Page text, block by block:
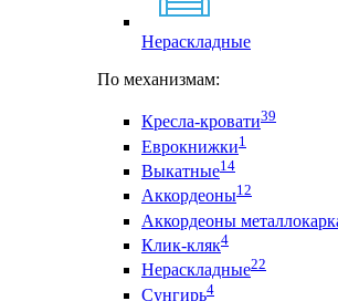
Нераскладные
По механизмам:
Кресла-кровати39
Еврокнижки1
Выкатные14
Аккордеоны12
Аккордеоны
Клик-кляк4
Нераскладные22
Сунгирь4